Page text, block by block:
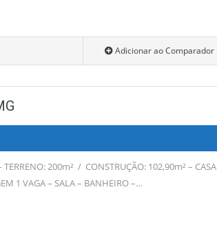
Adicionar ao Comparador
TERRENO: 200m² / CONSTRUÇÃO: 102,90m² – CASA
1 VAGA – SALA – BANHEIRO –…